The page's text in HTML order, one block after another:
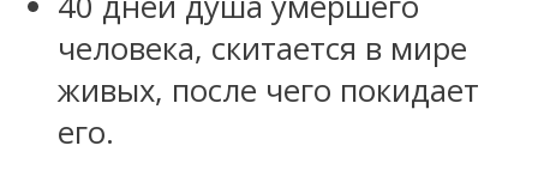
человека, скитается в мире
живых, после чего покидает
его.